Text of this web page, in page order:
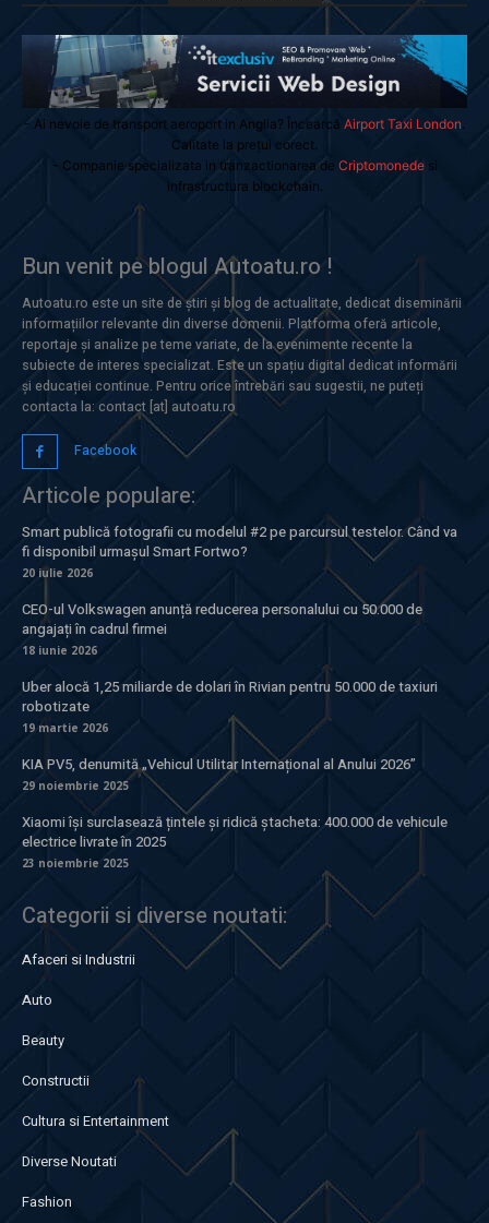
- Ai nevoie de transport aeroport in Anglia? Încearcă Airport Taxi London
Calitate la prețul corect.
- Companie specializata in tranzactionarea de Criptomonedesi
infrastructura blockchain.
Bun venit pe blogul Autoatu.ro !
Autoatu.ro este un site de știri și blog de actualitate, dedicat diseminării
informațiilor relevante din diverse domenii. Platforma oferă articole,
reportaje și analize pe teme variate, de la evenimente recente la
subiecte de interes specializat. Este un spațiu digital dedicat informării
și educației continue. Pentru orice întrebări sau sugestii, ne puteți
contacta la: contact [at] autoatu.ro
Facebook
Articole populare:
Smart publică fotografii cu modelul #2 pe parcursul testelor. Când va
fi disponibil urmașul Smart Fortwo?
20 iulie 2026
CEO-ul Volkswagen anunță reducerea personalului cu 50.000 de
angajați în cadrul firmei
18 iunie 2026
Uber alocă 1,25 miliarde de dolari în Rivian pentru 50.000 de taxiuri
robotizate
19 martie 2026
KIA PV5, denumită „Vehicul Utilitar Internațional al Anului 2026”
29 noiembrie 2025
Xiaomi își surclasează țintele și ridică ștacheta: 400.000 de vehicule
electrice livrate în 2025
23 noiembrie 2025
Categorii si diverse noutati:
Afaceri si Industrii
Auto
Beauty
Constructii
Cultura si Entertainment
Diverse Noutati
Fashion